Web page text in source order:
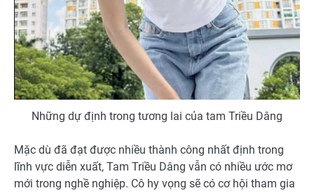
Những dự định trong tương lai của tam Triều Dâng
Mặc dù đã đạt được nhiều thành công nhất định trong
lĩnh vực diễn xuất, Tam Triều Dâng vẫn có nhiều ước mơ
mới trong nghề nghiệp. Cô hy vọng sẽ có cơ hội tham gia